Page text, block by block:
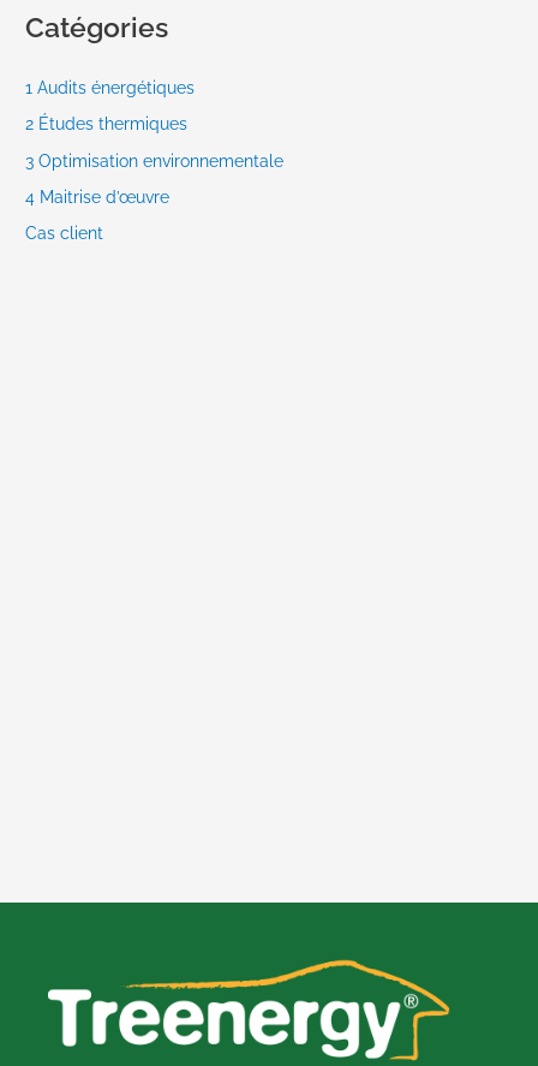
Catégories
1 Audits énergétiques
2 Études thermiques
3 Optimisation environnementale
4 Maitrise d’œuvre
Cas client